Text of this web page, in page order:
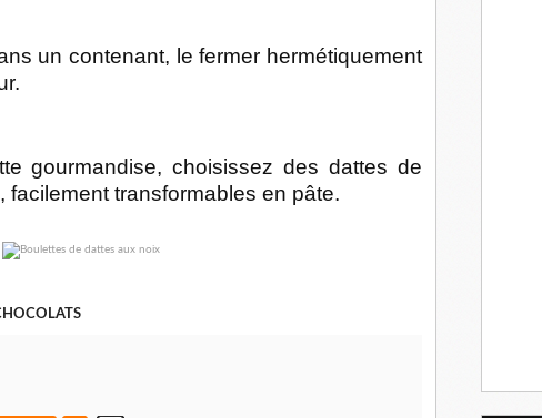
un contenant, le fermer hermétiquement
gourmandise, choisissez des dattes de
facilement transformables en pâte.